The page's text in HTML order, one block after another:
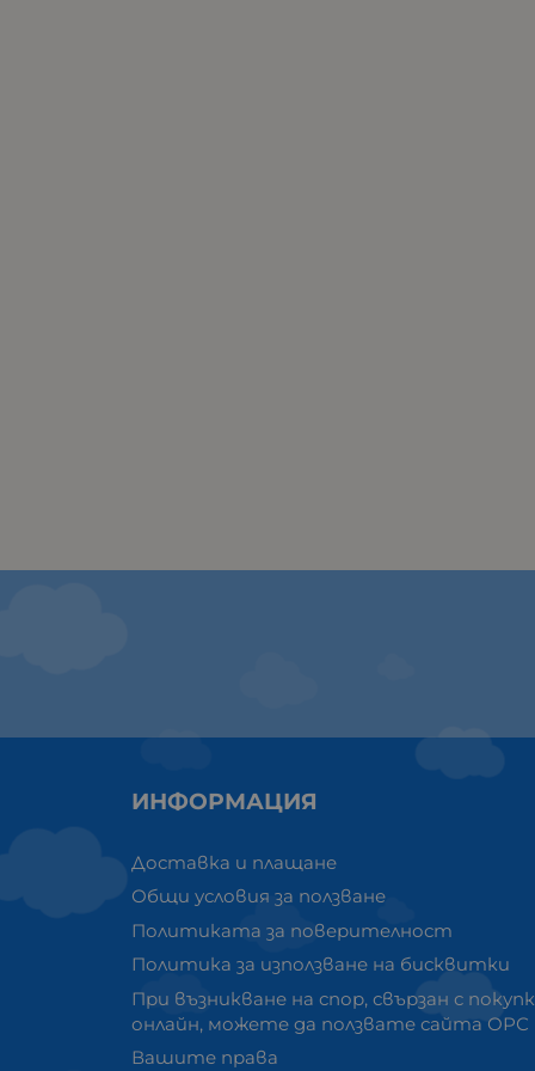
ИНФОРМАЦИЯ
Доставка и плащане
Общи условия за ползване
Политиката за поверителност
Политика за използване на бисквитки
При възникване на спор, свързан с
онлайн, можете да ползвате сайта ОРС
Вашите права